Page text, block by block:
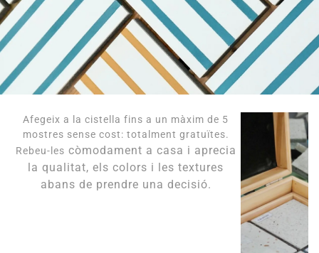
Afegeix a la cistella fins a un màxim de 5
mostres sense cost: totalment gratuïtes.
Rebeu-les còmodament a casa i aprecia
la qualitat, els colors i les textures
abans de prendre una decisió.